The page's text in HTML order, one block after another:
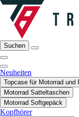
Suchen
Neuheiten
Topcase für Motorrad und
Motorrad Satteltaschen
Motorrad Softgepäck
Kopfhörer